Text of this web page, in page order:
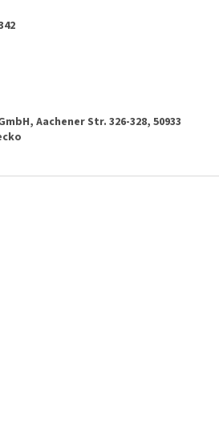
Aachener Str. 326-328, 50933